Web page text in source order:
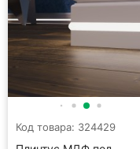
Код товара: 324429